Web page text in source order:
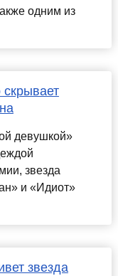
одним из
скрывает
девушкой»
звезда
и «Идиот»
звезда